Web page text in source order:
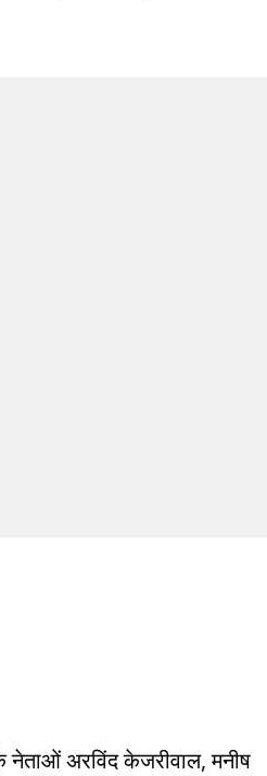
नेताओं अरविंद केजरीवाल, मनीष